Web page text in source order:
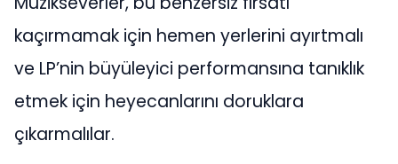
kaçırmamak için hemen yerlerini ayırtmalı
ve LP’nin büyüleyici performansına tanıklık
etmek için heyecanlarını doruklara
çıkarmalılar.